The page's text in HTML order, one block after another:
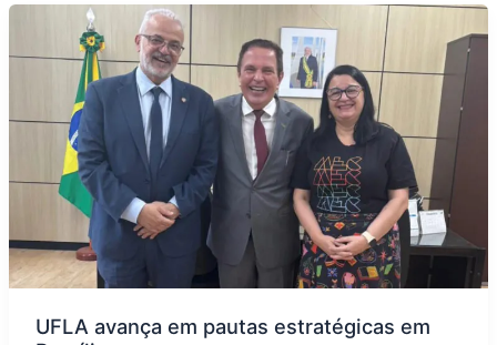
UFLA avança em pautas estratégicas em